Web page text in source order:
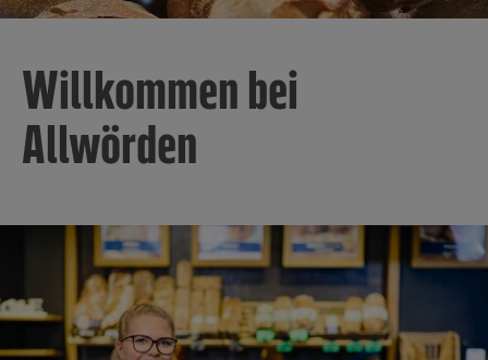
Willkommen bei
Allwörden